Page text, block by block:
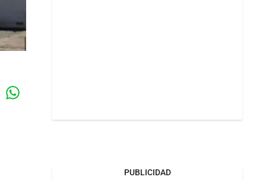
PUBLICIDAD